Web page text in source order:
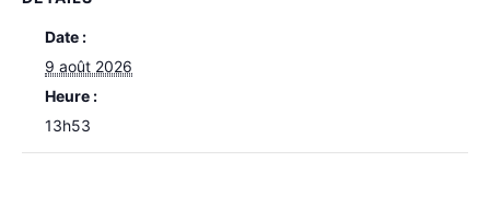
Date :
9 août 2026
Heure :
13h53